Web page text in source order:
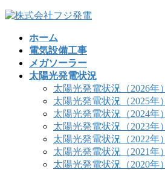
コ
ナ
ホーム
電気設備工事
メガソーラー
太陽光発電状況
太陽光発電状況（2026年）
太陽光発電状況（2025年）
太陽光発電状況（2024年）
太陽光発電状況（2023年）
太陽光発電状況（2022年）
太陽光発電状況（2021年）
太陽光発電状況（2020年）